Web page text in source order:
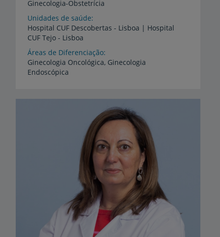
Ginecologia-Obstetrícia
Unidades de saúde
Hospital CUF Descobertas - Lisboa | Hospital
CUF Tejo - Lisboa
Áreas de Diferenciação
Ginecologia Oncológica, Ginecologia
Endoscópica